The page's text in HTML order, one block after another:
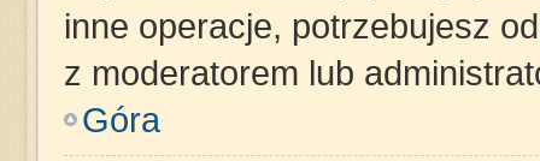
inne operacje, potrzebujesz
z moderatorem lub
Góra